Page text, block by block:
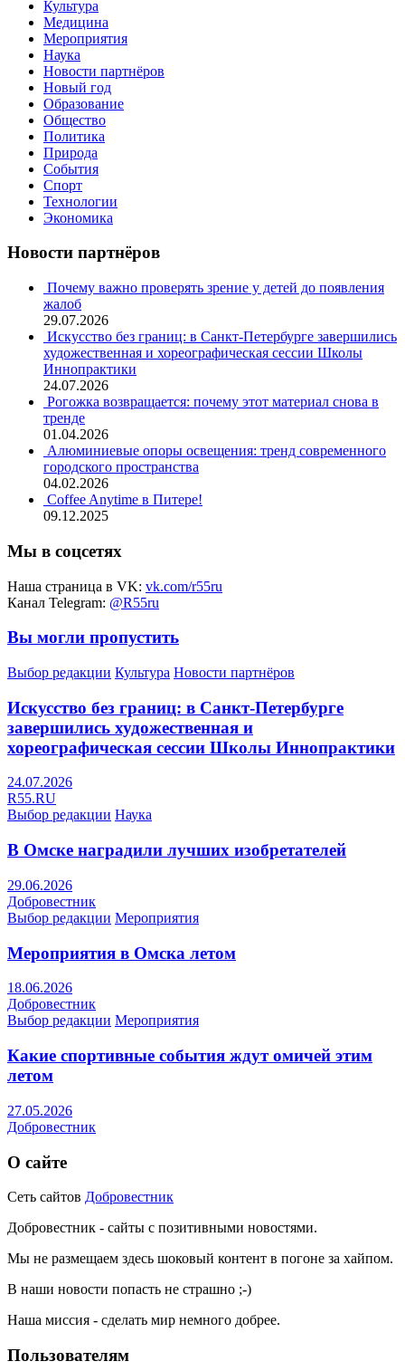
Культура
Медицина
Мероприятия
Наука
Новости партнёров
Новый год
Образование
Общество
Политика
Природа
События
Спорт
Технологии
Экономика
Новости партнёров
Почему важно проверять зрение у детей до появления
жалоб
29.07.2026
Искусство без границ: в Санкт-Петербурге завершились
художественная и хореографическая сессии Школы
Иннопрактики
24.07.2026
Рогожка возвращается: почему этот материал снова в
тренде
01.04.2026
Алюминиевые опоры освещения: тренд современного
городского пространства
04.02.2026
Coffee Anytime в Питере!
09.12.2025
Мы в соцсетях
Наша страница в VK: vk.com/r55ru
Канал Telegram: @R55ru
Вы могли пропустить
Выбор редакции Культура Новости партнёров
Искусство без границ: в Санкт-Петербурге
завершились художественная и
хореографическая сессии Школы Иннопрактики
24.07.2026
R55.RU
Выбор редакции Наука
В Омске наградили лучших изобретателей
29.06.2026
Добровестник
Выбор редакции Мероприятия
Мероприятия в Омска летом
18.06.2026
Добровестник
Выбор редакции Мероприятия
Какие спортивные события ждут омичей этим
летом
27.05.2026
Добровестник
О сайте
Сеть сайтов Добровестник
Добровестник - сайты с позитивными новостями.
Мы не размещаем здесь шоковый контент в погоне за хайпом.
В наши новости попасть не страшно ;-)
Наша миссия - сделать мир немного добрее.
Пользователям